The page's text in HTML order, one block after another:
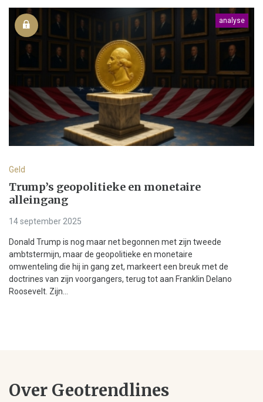
analyse
Geld
Trump’s geopolitieke en monetaire
alleingang
14 september 2025
Donald Trump is nog maar net begonnen met zijn tweede
ambtstermijn, maar de geopolitieke en monetaire
omwenteling die hij in gang zet, markeert een breuk met de
doctrines van zijn voorgangers, terug tot aan Franklin Delano
Roosevelt. Zijn...
Over Geotrendlines